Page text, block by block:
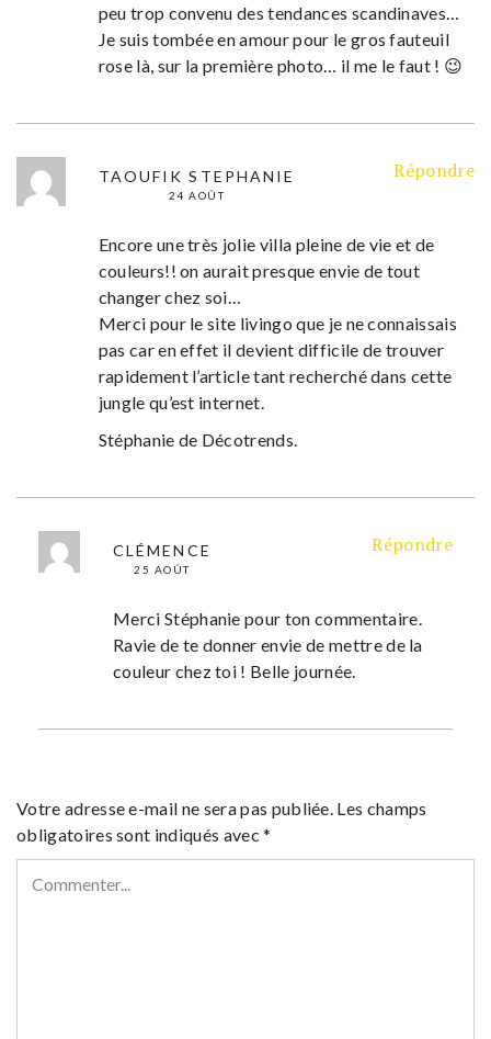
peu trop convenu des tendances scandinaves…
Je suis tombée en amour pour le gros fauteuil
rose là, sur la première photo… il me le faut ! 😉
TAOUFIK STEPHANIE
24 AOÛT
Répondre
Encore une très jolie villa pleine de vie et de
couleurs!! on aurait presque envie de tout
changer chez soi…
Merci pour le site livingo que je ne connaissais
pas car en effet il devient difficile de trouver
rapidement l’article tant recherché dans cette
jungle qu’est internet.
Stéphanie de Décotrends.
CLÉMENCE
25 AOÛT
Répondre
Merci Stéphanie pour ton commentaire.
Ravie de te donner envie de mettre de la
couleur chez toi ! Belle journée.
Votre adresse e-mail ne sera pas publiée. Les champs
obligatoires sont indiqués avec*